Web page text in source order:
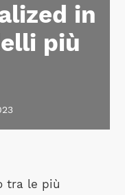
in
più
tra le più